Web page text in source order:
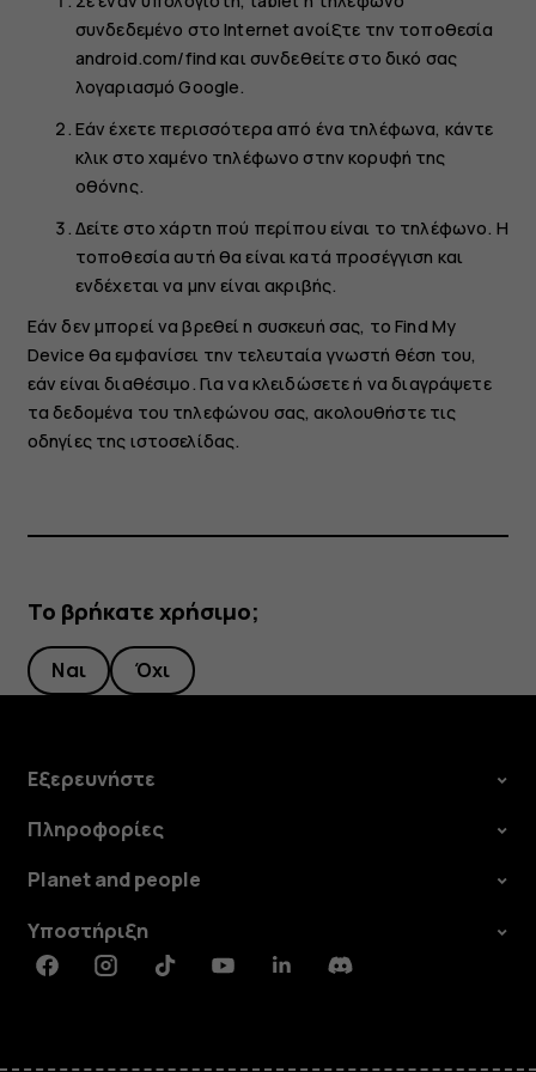
συνδεδεμένο στο Internet ανοίξτε την τοποθεσία
android.com/find και συνδεθείτε στο δικό σας
λογαριασμό Google.
Εάν έχετε περισσότερα από ένα τηλέφωνα, κάντε
κλικ στο χαμένο τηλέφωνο στην κορυφή της
οθόνης.
Δείτε στο χάρτη πού περίπου είναι το τηλέφωνο. Η
τοποθεσία αυτή θα είναι κατά προσέγγιση και
ενδέχεται να μην είναι ακριβής.
Εάν δεν μπορεί να βρεθεί η συσκευή σας, το Find My
Device θα εμφανίσει την τελευταία γνωστή θέση του,
εάν είναι διαθέσιμο. Για να κλειδώσετε ή να διαγράψετε
τα δεδομένα του τηλεφώνου σας, ακολουθήστε τις
οδηγίες της ιστοσελίδας.
Το βρήκατε χρήσιμο;
Ναι Όχι
Εξερευνήστε
Πληροφορίες
Planet and people
Υποστήριξη
FacebookInstagramTiktokYoutubeLinkedinDiscord